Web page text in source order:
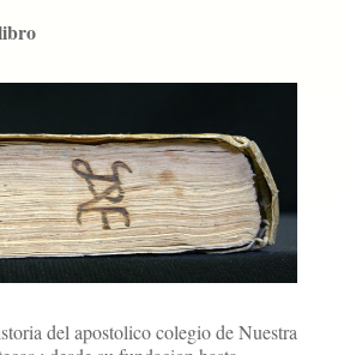
del apostolico colegio de Nuestra